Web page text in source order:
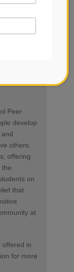
Peer
develop
others.
offering
the
on
that
at
offered in
for more